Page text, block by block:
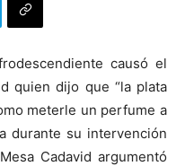
causó el
quien dijo que “la plata
meterle un perfume a
durante su intervención
Cadavid argumentó